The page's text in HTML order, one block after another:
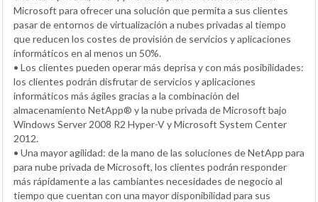
Microsoft para ofrecer una solución que permita a sus clientes
pasar de entornos de virtualización a nubes privadas al tiempo
que reducen los costes de provisión de servicios y aplicaciones
informáticos en al menos un 50%.
• Los clientes pueden operar más deprisa y con más posibilidades:
los clientes podrán disfrutar de servicios y aplicaciones
informáticos más ágiles gracias a la combinación del
almacenamiento NetApp® y la nube privada de Microsoft bajo
Windows Server 2008 R2 Hyper-V y Microsoft System Center
2012.
• Una mayor agilidad: de la mano de las soluciones de NetApp para
para nube privada de Microsoft, los clientes podrán responder
más rápidamente a las cambiantes necesidades de negocio al
tiempo que cuentan con una mayor disponibilidad para sus